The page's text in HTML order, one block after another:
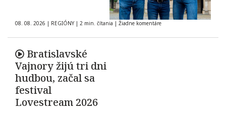
08. 08. 2026 | REGIÓNY | 2 min. čítania | Žiadne komentáre
Bratislavské
Vajnory žijú tri dni
hudbou, začal sa
festival
Lovestream 2026